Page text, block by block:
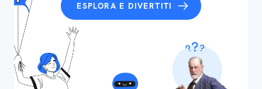
ESPLORA E DIVERTITI